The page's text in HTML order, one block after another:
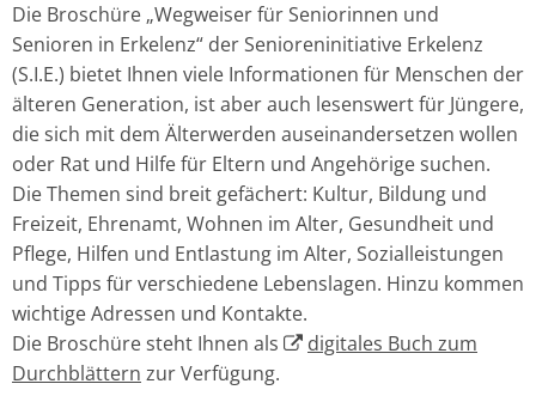
Die Broschüre „Wegweiser für Seniorinnen und
Senioren in Erkelenz“ der Senioreninitiative Erkelenz
(S.I.E.) bietet Ihnen viele Informationen für Menschen der
älteren Generation, ist aber auch lesenswert für Jüngere,
die sich mit dem Älterwerden auseinandersetzen wollen
oder Rat und Hilfe für Eltern und Angehörige suchen.
Die Themen sind breit gefächert: Kultur, Bildung und
Freizeit, Ehrenamt, Wohnen im Alter, Gesundheit und
Pflege, Hilfen und Entlastung im Alter, Sozialleistungen
und Tipps für verschiedene Lebenslagen. Hinzu kommen
wichtige Adressen und Kontakte.
Die Broschüre steht Ihnen als
digitales Buch zum
Durchblättern zur Verfügung.